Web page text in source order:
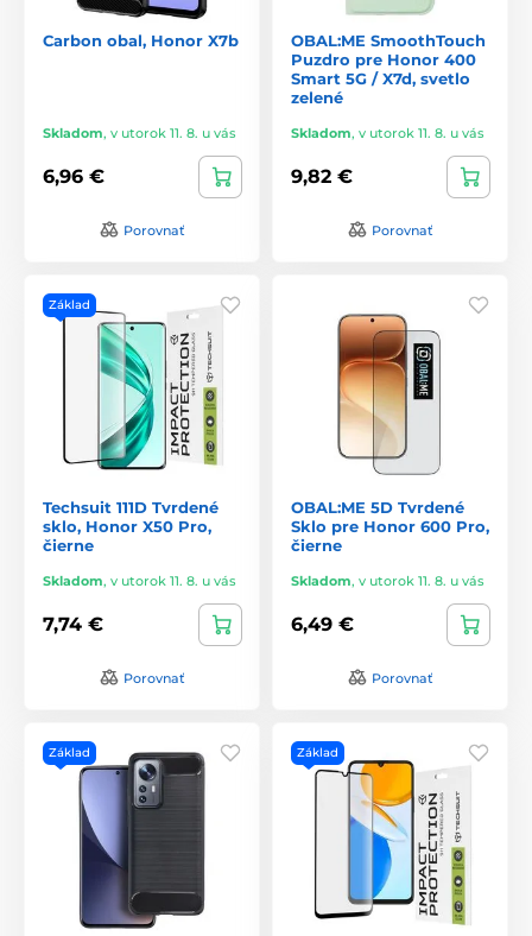
Carbon obal, Honor X7b
Skladom, v utorok 11. 8. u vás
6,96 €
Porovnať
OBAL:ME SmoothTouch
Puzdro pre Honor 400
Smart 5G / X7d, svetlo
zelené
Skladom, v utorok 11. 8. u vás
9,82 €
Porovnať
Základ
Techsuit 111D Tvrdené
sklo, Honor X50 Pro,
čierne
Skladom, v utorok 11. 8. u vás
7,74 €
Porovnať
OBAL:ME 5D Tvrdené
Sklo pre Honor 600 Pro,
čierne
Skladom, v utorok 11. 8. u vás
6,49 €
Porovnať
Základ Základ